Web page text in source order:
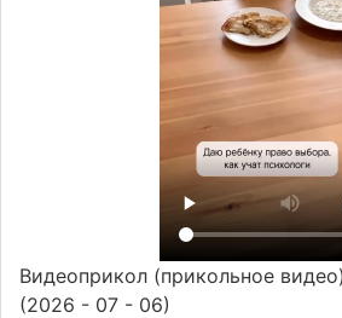
Видеоприкол (прикольное
(2026 - 07 - 06)